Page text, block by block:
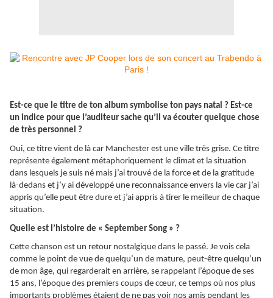
Est-ce que le titre de ton album symbolise ton pays natal ? Est-ce
un indice pour que l’auditeur sache qu’il va écouter quelque chose
de très personnel ?
Oui, ce titre vient de là car Manchester est une ville très grise. Ce titre
représente également métaphoriquement le climat et la situation
dans lesquels je suis né mais j’ai trouvé de la force et de la gratitude
là-dedans et j’y ai développé une reconnaissance envers la vie car j’ai
appris qu’elle peut être dure et j’ai appris à tirer le meilleur de chaque
situation.
Quelle est l’histoire de « September Song » ?
Cette chanson est un retour nostalgique dans le passé. Je vois cela
comme le point de vue de quelqu’un de mature, peut-être quelqu’un
de mon âge, qui regarderait en arrière, se rappelant l’époque de ses
15 ans, l’époque des premiers coups de cœur, ce temps où nos plus
importants problèmes étaient de ne pas voir nos amis pendant les